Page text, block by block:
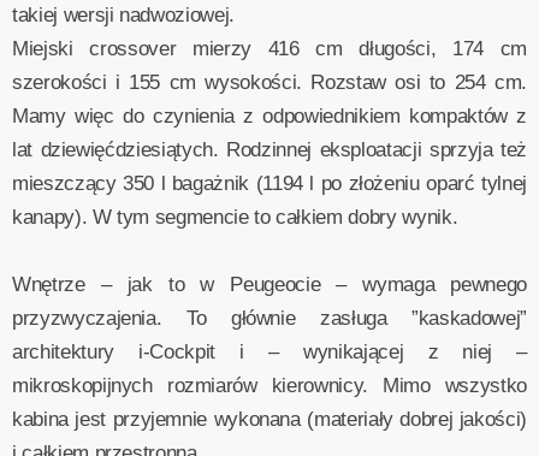
takiej wersji nadwoziowej.
Miejski crossover mierzy 416 cm długości, 174 cm
szerokości i 155 cm wysokości. Rozstaw osi to 254 cm.
Mamy więc do czynienia z odpowiednikiem kompaktów z
lat dziewięćdziesiątych. Rodzinnej eksploatacji sprzyja też
mieszczący 350 l bagażnik (1194 l po złożeniu oparć tylnej
kanapy). W tym segmencie to całkiem dobry wynik.
Wnętrze – jak to w Peugeocie – wymaga pewnego
przyzwyczajenia. To głównie zasługa ”kaskadowej”
architektury i-Cockpit i – wynikającej z niej –
mikroskopijnych rozmiarów kierownicy. Mimo wszystko
kabina jest przyjemnie wykonana (materiały dobrej jakości)